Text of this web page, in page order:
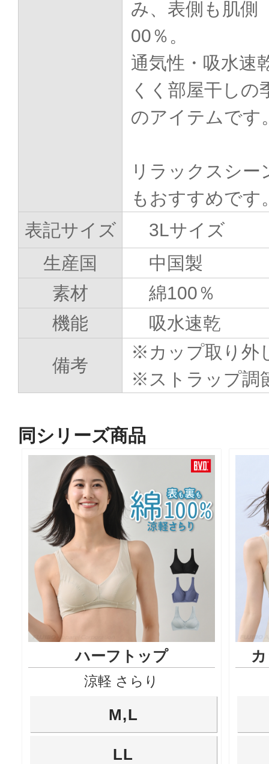
み、表側も肌側
00％。
通気性・吸水速
くく部屋干しの
のアイテムです
リラックスシ
もおすすめです
表記サイズ
3Lサイズ
生産国
中国製
素材
綿100％
機能
吸水速乾
備考
※カップ取り外
※ストラップ調
同シリーズ商品
ハーフトップ
涼軽 さらり
M,L
LL